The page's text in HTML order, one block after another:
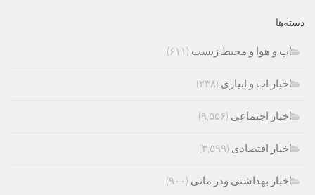
دسته‌ها
اب و هوا و محیط زیست (۶۱۱)
اخبار اب و ابیاری (۲۳۸)
اخبار اجتماعی (۹,۵۵۶)
اخبار اقتصادی (۳,۵۹۹)
اخبار بهداشتی ودر مانی (۹۰۰)